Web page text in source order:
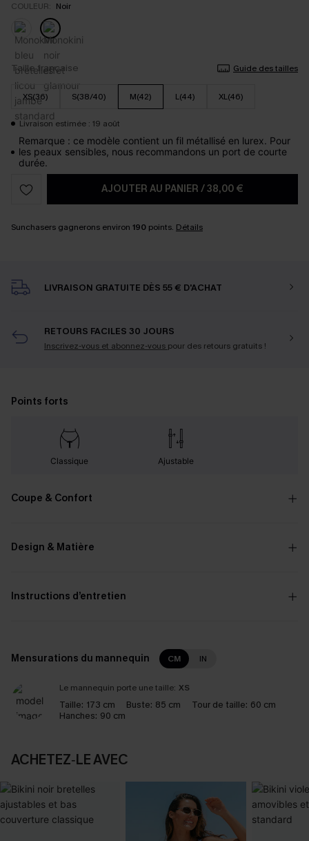
COULEUR: Noir
Taille française Guide des tailles
XS(36) S(38/40) M(42) L(44) XL(46)
Livraison estimée : 19 août
Remarque : ce modèle contient un fil métallisé en lurex. Pour
les peaux sensibles, nous recommandons un port de courte
durée.
AJOUTER AU PANIER /38,00 €
Sunchasers gagnerons environ 190 points. Détails
LIVRAISON GRATUITE DÈS 55 € D'ACHAT
RETOURS FACILES 30 JOURS
Inscrivez-vous et abonnez-vous pour des retours gratuits !
Points forts
Classique Ajustable
Coupe & Confort
Design & Matière
Instructions d’entretien
Mensurations du mannequin CM IN
Le mannequin porte une taille: XS
Taille: 173 cm Buste: 85 cm Tour de taille: 60 cm
Hanches: 90 cm
ACHETEZ‑LE AVEC